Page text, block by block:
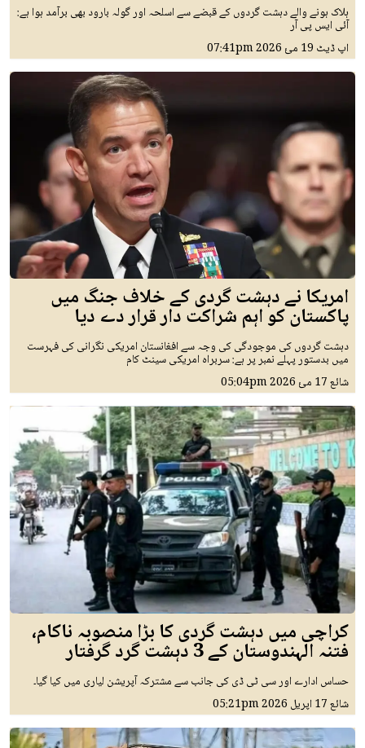
ہلاک ہونے والے دہشت گردوں کے قبضے سے اسلحہ اور گولہ بارود بھی برآمد ہوا ہے:
آئی ایس پی آر
اپ ڈیٹ 19 مئ 2026 07:41pm
امریکا نے دہشت گردی کے خلاف جنگ میں
پاکستان کو اہم شراکت دار قرار دے دیا
دہشت گردوں کی موجودگی کی وجہ سے افغانستان امریکی نگرانی کی فہرست
میں بدستور پہلے نمبر پر ہے: سربراہ امریکی سینٹ کام
شائع17 مئ 2026 05:04pm
کراچی میں دہشت گردی کا بڑا منصوبہ ناکام،
فتنہ الہندوستان کے 3 دہشت گرد گرفتار
حساس ادارے اور سی ٹی ڈی کی جانب سے مشترکہ آپریشن لیاری میں کیا گیا۔
شائع17 اپريل 2026 05:21pm